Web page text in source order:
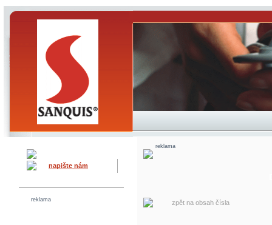
napište nám
reklama
reklama
zpět na obsah čísla